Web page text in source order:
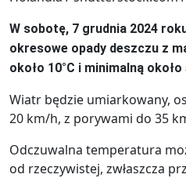
W sobotę, 7 grudnia 2024
okresowe opady deszczu z
około 10°C i minimalną około
Wiatr będzie umiarkowany,
20 km/h, z porywami do 35
Odczuwalna temperatura
od rzeczywistej, zwłaszcza